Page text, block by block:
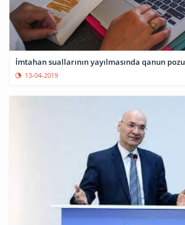
İmtahan suallarının yayılmasında qanun
13-04-2019